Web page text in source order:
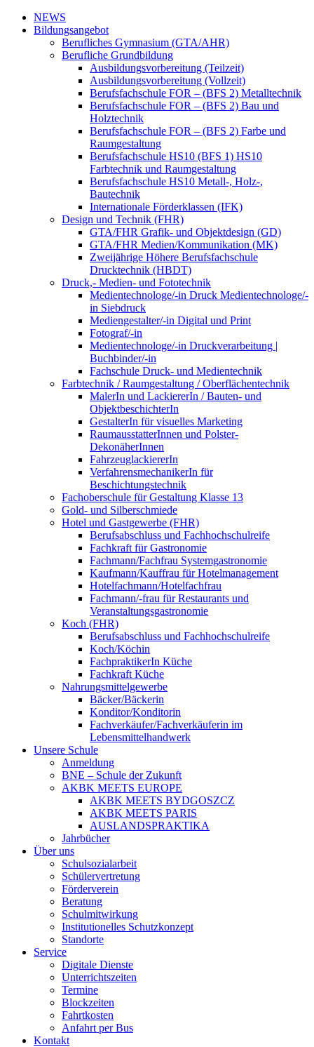
NEWS
Bildungsangebot
Berufliches Gymnasium (GTA/AHR)
Berufliche Grundbildung
Ausbildungsvorbereitung (Teilzeit)
Ausbildungsvorbereitung (Vollzeit)
Berufsfachschule FOR – (BFS 2) Metalltechnik
Berufsfachschule FOR – (BFS 2) Bau und
Holztechnik
Berufsfachschule FOR – (BFS 2) Farbe und
Raumgestaltung
Berufsfachschule HS10 (BFS 1) HS10
Farbtechnik und Raumgestaltung
Berufsfachschule HS10 Metall-, Holz-,
Bautechnik
Internationale Förderklassen (IFK)
Design und Technik (FHR)
GTA/FHR Grafik- und Objektdesign (GD)
GTA/FHR Medien/Kommunikation (MK)
Zweijährige Höhere Berufsfachschule
Drucktechnik (HBDT)
Druck,- Medien- und Fototechnik
Medientechnologe/-in Druck Medientechnologe/-
in Siebdruck
Mediengestalter/-in Digital und Print
Fotograf/-in
Medientechnologe/-in Druckverarbeitung |
Buchbinder/-in
Fachschule Druck- und Medientechnik
Farbtechnik / Raumgestaltung / Oberflächentechnik
MalerIn und LackiererIn / Bauten- und
ObjektbeschichterIn
GestalterIn für visuelles Marketing
RaumausstatterInnen und Polster-
DekonäherInnen
FahrzeuglackiererIn
VerfahrensmechanikerIn für
Beschichtungstechnik
Fachoberschule für Gestaltung Klasse 13
Gold- und Silberschmiede
Hotel und Gastgewerbe (FHR)
Berufsabschluss und Fachhochschulreife
Fachkraft für Gastronomie
Fachmann/Fachfrau Systemgastronomie
Kaufmann/Kauffrau für Hotelmanagement
Hotelfachmann/Hotelfachfrau
Fachmann/-frau für Restaurants und
Veranstaltungsgastronomie
Koch (FHR)
Berufsabschluss und Fachhochschulreife
Koch/Köchin
FachpraktikerIn Küche
Fachkraft Küche
Nahrungsmittelgewerbe
Bäcker/Bäckerin
Konditor/Konditorin
Fachverkäufer/Fachverkäuferin im
Lebensmittelhandwerk
Unsere Schule
Anmeldung
BNE – Schule der Zukunft
AKBK MEETS EUROPE
AKBK MEETS BYDGOSZCZ
AKBK MEETS PARIS
AUSLANDSPRAKTIKA
Jahrbücher
Über uns
Schulsozialarbeit
Schülervertretung
Förderverein
Beratung
Schulmitwirkung
Institutionelles Schutzkonzept
Standorte
Service
Digitale Dienste
Unterrichtszeiten
Termine
Blockzeiten
Fahrtkosten
Anfahrt per Bus
Kontakt